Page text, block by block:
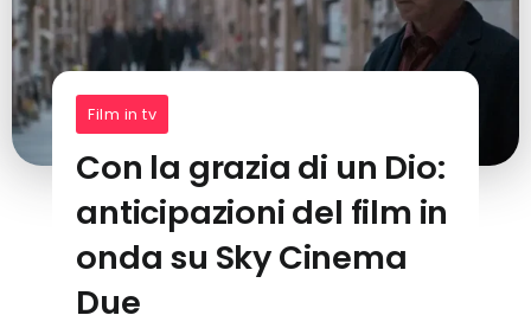
Film in tv
Con la grazia di un Dio:
anticipazioni del film in
onda su Sky Cinema
Due